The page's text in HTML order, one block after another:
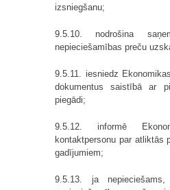
izsniegšanu;
9.5.10. nodrošina
nepieciešamības preču
9.5.11. iesniedz
dokumentus saistībā ar
piegādi;
9.5.12. informē
kontaktpersonu par atliktās
gadījumiem;
9.5.13. ja